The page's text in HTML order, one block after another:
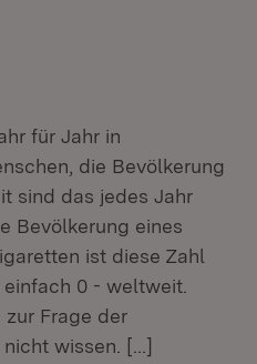
für Jahr in
die Bevölkerung
sind das jedes Jahr
Bevölkerung eines
ist diese Zahl
0 - weltweit.
zur Frage der
wissen. […]